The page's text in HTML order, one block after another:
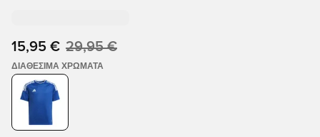
15,95 € 29,95 €
ΔΙΑΘΈΣΙΜΑ ΧΡΏΜΑΤΑ